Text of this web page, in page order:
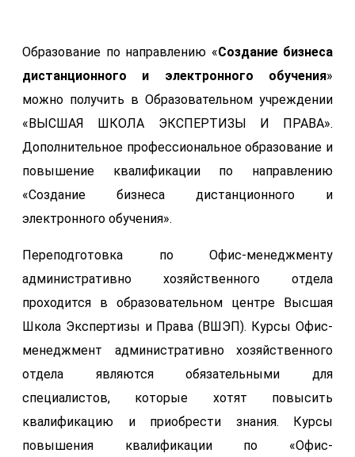
Образование по направлению «Создание бизнеса
дистанционного и электронного обучения»
можно получить в Образовательном учреждении
«ВЫСШАЯ ШКОЛА ЭКСПЕРТИЗЫ И ПРАВА».
Дополнительное профессиональное образование и
повышение квалификации по направлению
«Создание бизнеса дистанционного и
электронного обучения».
Переподготовка по Офис-менеджменту
административно хозяйственного отдела
проходится в образовательном центре Высшая
Школа Экспертизы и Права (ВШЭП). Курсы Офис-
менеджмент административно хозяйственного
отдела являются обязательными для
специалистов, которые хотят повысить
квалификацию и приобрести знания. Курсы
повышения квалификации по «Офис-